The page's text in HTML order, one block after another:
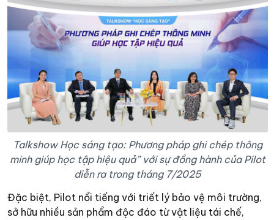
Talkshow Học sáng tạo: Phương pháp ghi chép thông
minh giúp học tập hiệu quả” với sự đồng hành của Pilot
diễn ra trong tháng 7/2025
Đặc biệt, Pilot nổi tiếng với triết lý bảo vệ môi trường,
sở hữu nhiều sản phẩm độc đáo từ vật liệu tái chế,